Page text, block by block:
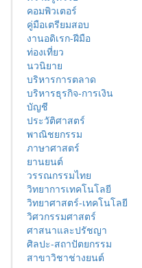
คอมพิวเตอร์
คู่มือเตรียมสอบ
งานอดิเรก-ฝีมือ
ท่องเที่ยว
นวนิยาย
บริหารการตลาด
บริหารธุรกิจ-การเงิน
บัญชี
ประวัติศาสตร์
พาณิชยกรรม
ภาษาศาสตร์
ยานยนต์
วรรณกรรมไทย
วิทยาการเทคโนโลยี
วิทยาศาสตร์-เทคโนโลยี
วิศวกรรมศาสตร์
ศาสนาและปรัชญา
ศิลปะ-สถาปัตยกรรม
สาขาวิชาช่างยนต์